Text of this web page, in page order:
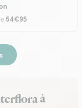
54€95
à